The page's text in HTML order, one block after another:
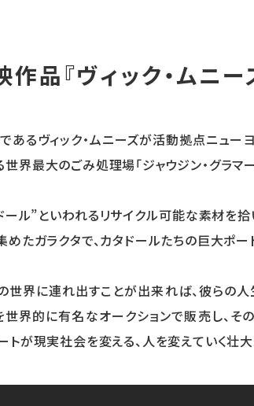
品『ヴィック・ムニ
るヴィック・ムニーズが活動拠点ニュー
界最大のごみ処理場「ジャウジン・グラマー
ール”といわれるリサイクル可能な素材を
めたガラクタで、カタドールたちの巨大ポ
世界に連れ出すことが出来れば、彼らの
世界的に有名なオークションで販売し、
トが現実社会を変える、人を変えていく壮大